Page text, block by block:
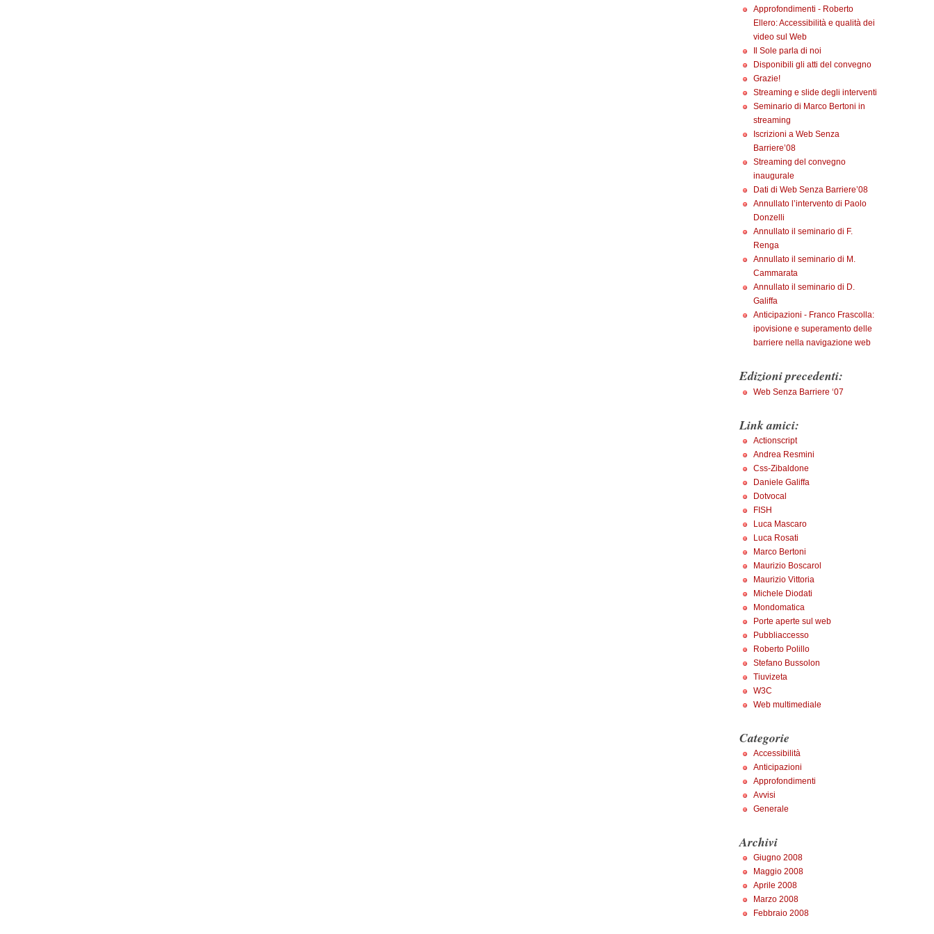
Approfondimenti - Roberto
Ellero: Accessibilità e qualità dei
video sul Web
Il Sole parla di noi
Disponibili gli atti del convegno
Grazie!
Streaming e slide degli interventi
Seminario di Marco Bertoni in
streaming
Iscrizioni a Web Senza
Barriere’08
Streaming del convegno
inaugurale
Dati di Web Senza Barriere’08
Annullato l’intervento di Paolo
Donzelli
Annullato il seminario di F.
Renga
Annullato il seminario di M.
Cammarata
Annullato il seminario di D.
Galiffa
Anticipazioni - Franco Frascolla:
ipovisione e superamento delle
barriere nella navigazione web
Edizioni precedenti:
Web Senza Barriere ‘07
Link amici:
Actionscript
Andrea Resmini
Css-Zibaldone
Daniele Galiffa
Dotvocal
FISH
Luca Mascaro
Luca Rosati
Marco Bertoni
Maurizio Boscarol
Maurizio Vittoria
Michele Diodati
Mondomatica
Porte aperte sul web
Pubbliaccesso
Roberto Polillo
Stefano Bussolon
Tiuvizeta
W3C
Web multimediale
Categorie
Accessibilità
Anticipazioni
Approfondimenti
Avvisi
Generale
Archivi
Giugno 2008
Maggio 2008
Aprile 2008
Marzo 2008
Febbraio 2008